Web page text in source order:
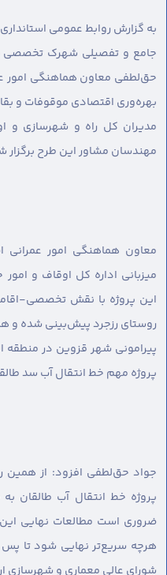
به گزارش روابط عمومی
جامع و تفصیلی شهرک تخصصی
حق‌لطفی معاون هماهنگی امور
بهره‌وری اقتصادی موقوفات و
مدیران کل راه و شهرسازی و
مهندسان مشاور این طرح برگزار
معاون هماهنگی امور عمرانی
میزبانی اداره کل اوقاف و
این پروژه با نقش تخصصی-
روستای رزجرد پیش‌بینی شده و
پیرامونی شهر قزوین در منطقه
پروژه مهم خط انتقال آب سد
جواد حق‌لطفی افزود: از همین
پروژه خط انتقال آب طالقان
ضروری است مطالعات نهایی این
هرچه سریع‌تر نهایی شود تا پس
شورای عالی معماری و شهرسازی